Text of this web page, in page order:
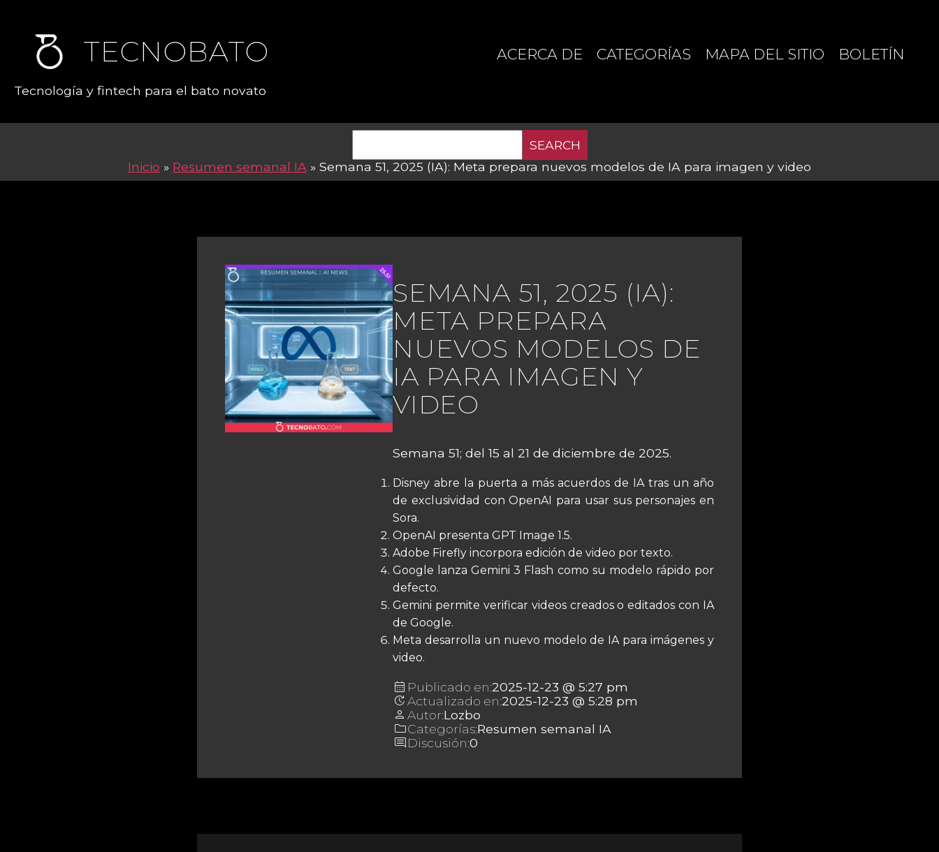
TECNOBATO
Tecnología y fintech para el bato novato
ACERCA DE CATEGORÍAS MAPA DEL SITIO BOLETÍN
SEARCH
Inicio » Resumen semanal IA » Semana 51, 2025 (IA): Meta prepara nuevos modelos de IA para imagen y video
SEMANA 51, 2025 (IA):
META PREPARA
NUEVOS MODELOS DE
IA PARA IMAGEN Y
VIDEO
Semana 51; del 15 al 21 de diciembre de 2025.
Disney abre la puerta a más acuerdos de IA tras un año
de exclusividad con OpenAI para usar sus personajes en
Sora.
OpenAI presenta GPT Image 1.5.
Adobe Firefly incorpora edición de video por texto.
Google lanza Gemini 3 Flash como su modelo rápido por
defecto.
Gemini permite verificar videos creados o editados con IA
de Google.
Meta desarrolla un nuevo modelo de IA para imágenes y
video.
calendar_month Publicado en:2025-12-23 @ 5:27 pm
updateActualizado en:2025-12-23 @ 5:28 pm
person Autor:Lozbo
folderCategorías:Resumen semanal IA
commentDiscusión:0